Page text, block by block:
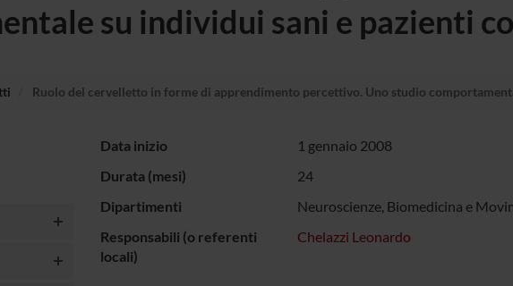
su individui sani e pazienti
Ruolo del cervelletto in forme di apprendimento percettivo. Uno studio
Data inizio
1 gennaio 2008
Durata (mesi)
24
Dipartimenti
Neuroscienze, Biomedicina e
Responsabili (o referenti
locali)
Chelazzi Leonardo